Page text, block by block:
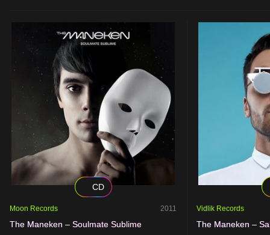
CD
Moon Records 2011
The Maneken – Soulmate Sublime
Vidlik Records
The Maneken –